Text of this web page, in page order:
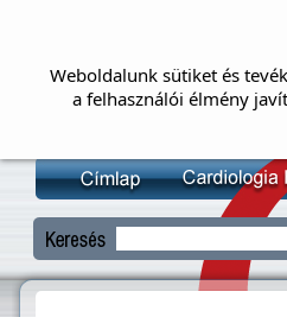
Weboldalunk sütiket és
a felhasználói élmény